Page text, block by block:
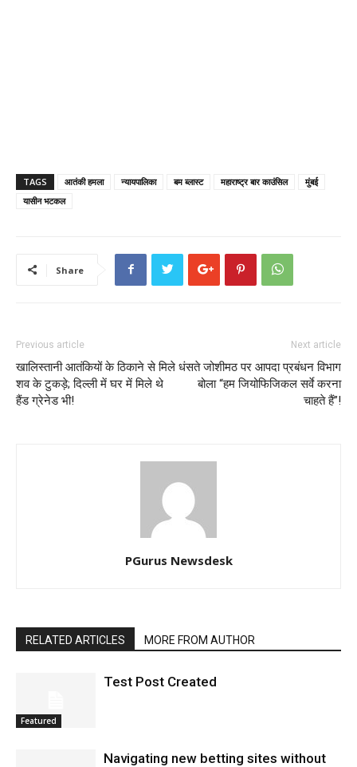
TAGS आतंकी हमला न्यायपालिका बम ब्लास्ट महाराष्ट्र बार काउंसिल
मुंबई
यासीन भटकल
Share
Previous article
खालिस्तानी आतंकियों के ठिकाने से मिले
शव के टुकड़े; दिल्ली में घर में मिले थे
हैंड ग्रेनेड भी!
Next article
धंसते जोशीमठ पर आपदा प्रबंधन विभाग
बोला “हम जियोफिजिकल सर्वे करना
चाहते हैं”!
PGurus Newsdesk
RELATED ARTICLES MORE FROM AUTHOR
Featured
Test Post Created
Navigating new betting sites without